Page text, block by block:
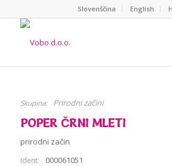
Slovenščina English
Skupina: Prirodni začini
POPER ČRNI MLETI
prirodni začin
Ident: 000061051